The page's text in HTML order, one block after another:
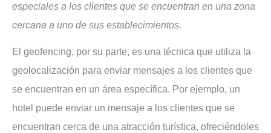
especiales a los clientes que se encuentran en una zona
cercana a uno de sus establecimientos.
El geofencing, por su parte, es una técnica que utiliza la
geolocalización para enviar mensajes a los clientes que
se encuentran en un área específica. Por ejemplo, un
hotel puede enviar un mensaje a los clientes que se
encuentran cerca de una atracción turística, ofreciéndoles